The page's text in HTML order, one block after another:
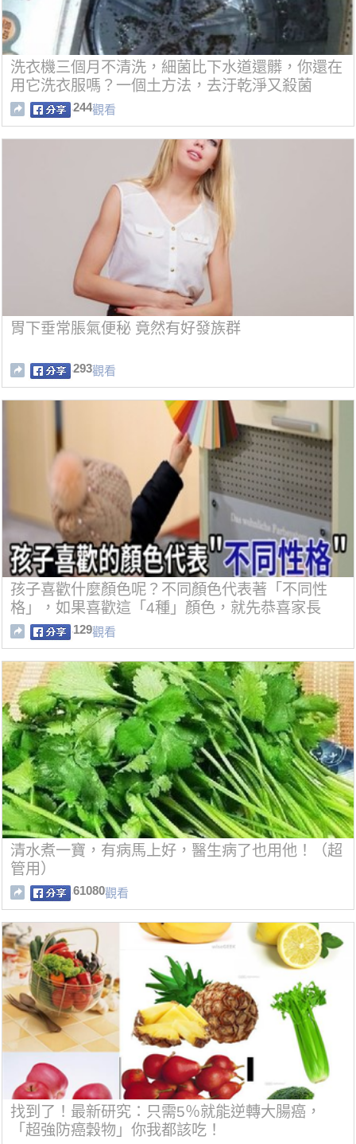
洗衣機三個月不清洗，細菌比下水道還髒，你還在
用它洗衣服嗎？一個土方法，去汙乾淨又殺菌
244觀看
胃下垂常脹氣便秘 竟然有好發族群
293觀看
孩子喜歡什麼顏色呢？不同顏色代表著「不同性
格」，如果喜歡這「4種」顏色，就先恭喜家長
囉！
129觀看
清水煮一寶，有病馬上好，醫生病了也用他！（超
管用）
61080觀看
找到了！最新研究：只需5％就能逆轉大腸癌，
「超強防癌穀物」你我都該吃！